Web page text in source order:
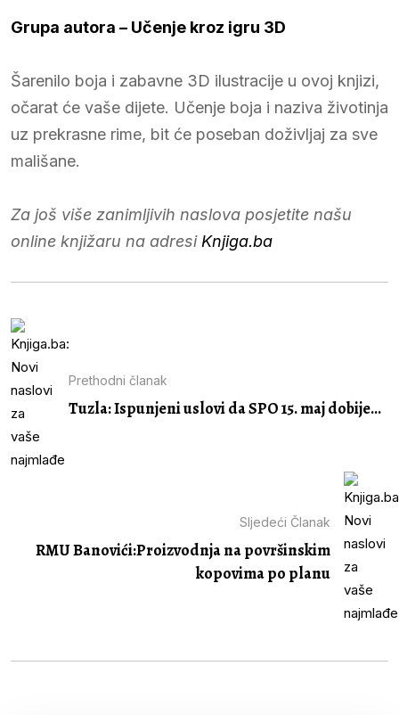
Grupa autora – Učenje kroz igru 3D
Šarenilo boja i zabavne 3D ilustracije u ovoj knjizi,
očarat će vaše dijete. Učenje boja i naziva životinja
uz prekrasne rime, bit će poseban doživljaj za sve
mališane.
Za još više zanimljivih naslova posjetite našu
online knjižaru na adresi Knjiga.ba
Prethodni članak
Tuzla: Ispunjeni uslovi da SPO 15. maj dobije...
Sljedeći Članak
RMU Banovići:Proizvodnja na površinskim
kopovima po planu